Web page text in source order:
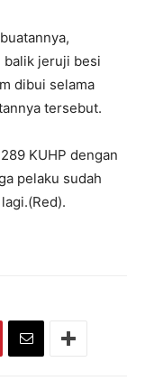
balik jeruji besi
dibui selama
tersebut.
KUHP dengan
pelaku sudah